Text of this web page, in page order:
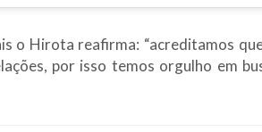
o Hirota reafirma: “acreditamos
por isso temos orgulho em